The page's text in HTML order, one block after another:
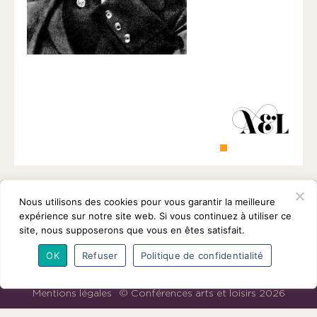
1901
ayant
une
vocation
L’association Programmes
Intervenants
Mentions légales
© Conférences arts et loisirs 2026
Nous
Nous utilisons des cookies pour vous garantir la meilleure
expérience sur notre site web. Si vous continuez à utiliser ce
site, nous supposerons que vous en êtes satisfait.
OK Refuser Politique de confidentialité